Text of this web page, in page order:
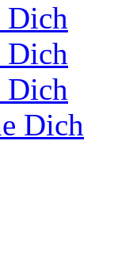
Dich
Dich
Dich
Dich